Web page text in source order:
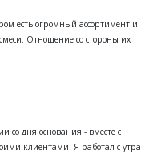
есть огромный ассортимент и
Отношение со стороны их
со дня основания - вместе с
клиентами. Я работал с утра